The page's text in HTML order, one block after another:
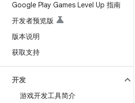
Google Play Games Level Up 指南
开发者预览版
版本说明
获取支持
开发
游戏开发工具简介